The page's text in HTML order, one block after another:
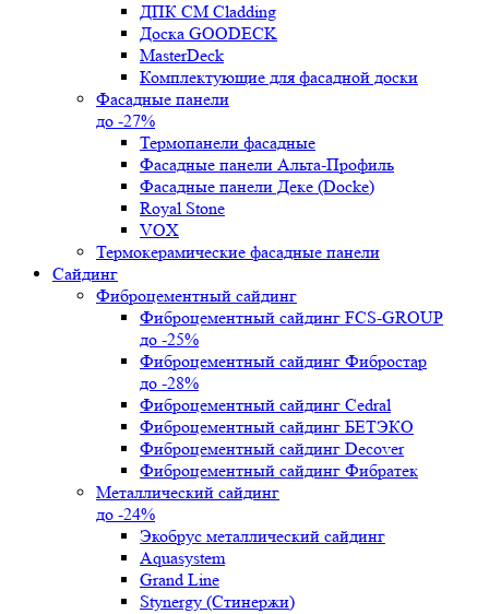
ДПК CM Cladding
Доска GOODECK
MasterDeck
Комплектующие для фасадной доски
Фасадные панели
до -27%
Термопанели фасадные
Фасадные панели Альта-Профиль
Фасадные панели Деке (Docke)
Royal Stone
VOX
Термокерамические фасадные панели
Сайдинг
Фиброцементный сайдинг
Фиброцементный сайдинг FCS-GROUP
до -25%
Фиброцементный сайдинг Фибростар
до -28%
Фиброцементный сайдинг Cedral
Фиброцементный сайдинг БЕТЭКО
Фиброцементный сайдинг Decover
Фиброцементный сайдинг Фибратек
Металлический сайдинг
до -24%
Экобрус металлический сайдинг
Aquasystem
Grand Line
Stynergy (Стинержи)